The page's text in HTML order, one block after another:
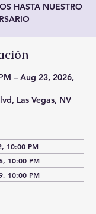
HASTA NUESTRO
– Aug 23, 2026,
Las Vegas, NV
10:00 PM
10:00 PM
10:00 PM